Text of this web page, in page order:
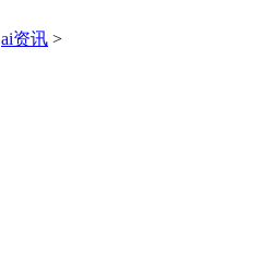
ai资讯 >